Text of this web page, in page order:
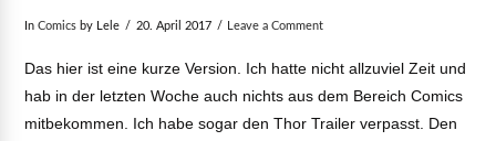
InComics by Lele 20. April 2017 Leave a Comment
Das hier ist eine kurze Version. Ich hatte nicht allzuviel Zeit und
hab in der letzten Woche auch nichts aus dem Bereich Comics
mitbekommen. Ich habe sogar den Thor Trailer verpasst. Den